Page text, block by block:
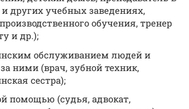
других учебных заведениях,
обучения, тренер
и др.);
обслуживанием людей и
ними (врач, зубной техник,
сестра);
помощью (судья, адвокат,